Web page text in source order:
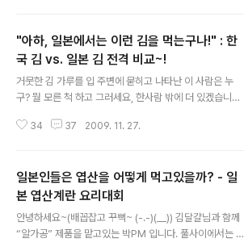
'떡메'라고 하니 생각나는 그것이 있긴 하시죠? ㅎㅎ 시원
스러운 모습의 분수가 맞이하는 청계천 입구~! 많이들 가
보셨죠? '웅성웅성' 우렁찬 폭포소리 사이로 사람들의 웅성
거림이 들러오네요. 호기심 대장 풀반장, 풀탐정 모드를 발
동하여 그곳을 찾았습니다. 헉.. 이..이거슨~! 떠..떡메?! 그
앞에 소담스럽게 놓여있는 을 보니.. 아항.. '..
"아하, 일본에서는 이런 김을 먹는구나!" : 한
국 김 vs. 일본 김 전격 비교~!
거뭇한 김 가루를 입 주변에 묻히고 나타난 이 사람은 누
구? 뭘 모른 척 하고 그러세요, 한사람 밖에 더 있겠습니까.
을 관리하고 계시는 ‘훈남’ 김 SCC님을 은밀히 만나고 왔
ator). 무엇보다도 풀무원에서 김을 9년간 담당해오고 있
어 김에 대해서는 무엇이든 물어봐도 되는 분이라고 해서.
ㅎㅎㅎ) 흠- 풀반장이 일전에 일본 갔다 온 것, 다들 기억하
시죠? 일본의 김사슴양도 만나고 오고 [보러가기] 일본 마
34 37 2009. 11. 27.
일본인들은 엽산을 어떻게 먹고있을까? - 일
본 엽산계란 요리대회
안녕하세요~(배꼽잡고 꾸뻑~ (-.-)(__)) 김달걀님과 함께
“알가공” 제품을 맡고있는 박PM 입니다. 풀사이에서는 앞